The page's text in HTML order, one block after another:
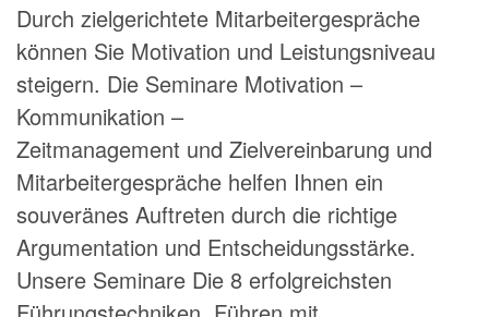
Durch zielgerichtete Mitarbeitergespräche
können Sie Motivation und Leistungsniveau
steigern. Die Seminare Motivation –
Kommunikation –
Zeitmanagement und Zielvereinbarung und
Mitarbeitergespräche helfen Ihnen ein
souveränes Auftreten durch die richtige
Argumentation und Entscheidungsstärke.
Unsere Seminare Die 8 erfolgreichsten